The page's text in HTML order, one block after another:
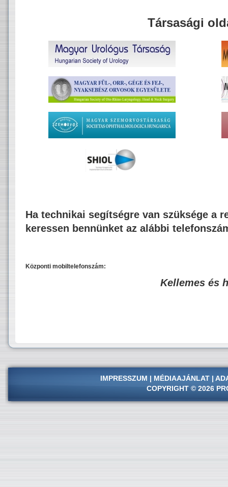
Társasági
Ha technikai segítségre van szüksége a
keressen bennünket az alábbi
Központi mobiltelefonszám:
Kellemes és
IMPRESSZUM | MÉDIAAJÁNLAT |
COPYRIGHT © 2026